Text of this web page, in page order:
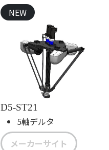
NEW
D5-ST21
5軸デルタ
メーカーサイト